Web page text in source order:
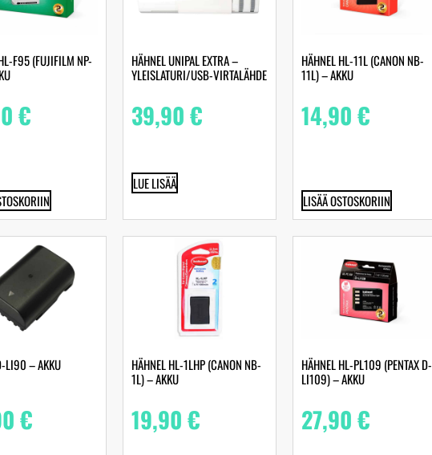
F95 (FUJIFILM NP-
€
HÄHNEL UNIPAL EXTRA –
YLEISLATURI/USB-VIRTALÄHDE
39,90€
LUE LISÄÄ
HÄHNEL HL-11L (CANON NB-
11L) – AKKU
14,90€
LISÄÄ OSTOSKORIIN
LI90 – AKKU
€
HÄHNEL HL-1LHP (CANON NB-
1L) – AKKU
19,90€
HÄHNEL HL-PL109 (PENTAX D-
LI109) – AKKU
27,90€